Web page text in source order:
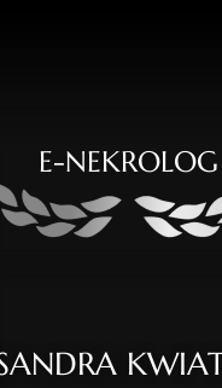
E-NEKROLOG